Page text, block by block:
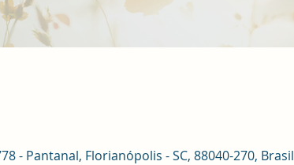
778 - Pantanal, Florianópolis - SC, 88040-270, Brasil